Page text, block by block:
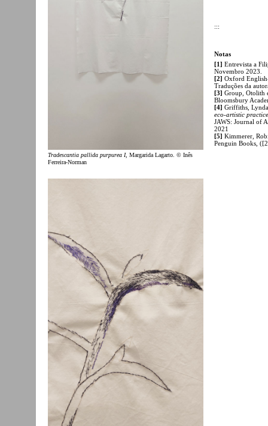
Tradescantia pallida purpurea I, Margarida Lagarto. © Inês
Ferreira-Norman
:::
Notas
[1] Entrevista a
Novembro 2023.
[2] Oxford
Traduções da
[3] Group, Otolith
Bloomsbury
[4] Griffiths,
eco-artistic
JAWS: Journal of
2021
[5] Kimmerer,
Penguin Books,